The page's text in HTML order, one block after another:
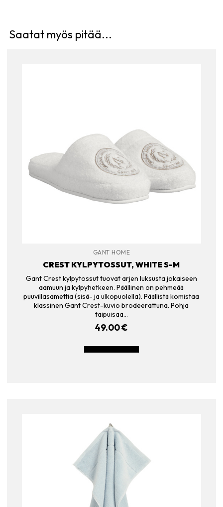
Saatat myös pitää...
GANT HOME
CREST KYLPYTOSSUT, WHITE S-M
Gant Crest kylpytossut tuovat arjen luksusta jokaiseen
aamuun ja kylpyhetkeen. Päällinen on pehmeää
puuvillasamettia (sisä- ja ulkopuolella). Päällistä komistaa
klassinen Gant Crest-kuvio brodeerattuna. Pohja
taipuisaa…
49.00€